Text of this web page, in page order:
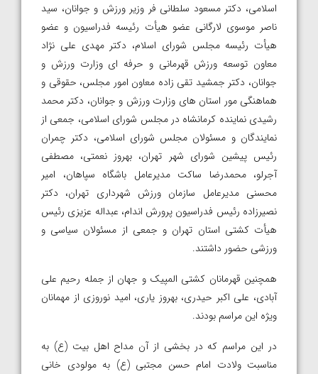
اسلامی، دکتر مسعود سلطانی فر وزیر ورزش و جوانان، سید
ناصر موسوی لارگانی عضو هیأت رئیسه فدراسیون و عضو
هیأت رئیسه مجلس شورای اسلام، دکتر مهدی علی نژاد
معاون توسعه ورزش قهرمانی و حرفه ای وزارت ورزش و
جوانان، دکتر جمشید تقی زاده معاون امور مجلس، حقوقی و
هماهنگی مور استان های وزارت ورزش و جوانان، دکتر محمد
رشیدی نماینده کرمانشاه در مجلس شورای اسلامی، جمعی از
نمایندگان و مسئولان مجلس شورای اسلامی، دکتر چمران
رئیس پیشین شورای شهر تهران، بهروز نعمتی، مصطفی
آجرلو، محمدرضا ساکت مدیرعامل باشگاه سپاهان، امیر
محسنی مدیرعامل سازمان ورزش شهرداری تهران، دکتر
نصیرزاده رئیس فدراسیون پرورش اندام، عبداله عزیزی رئیس
هیأت کشتی استان تهران و جمعی از مسئولان سیاسی و
ورزشی حضور داشتند.
همچنین قهرمانان کشتی المپیک و جهان از جمله رحیم علی
آبادی، علی اکبر حیدری، بهروز یاری، امید نوروزی از مهمانان
ویژه این مراسم بودند.
در این مراسم که در بخشی از آن مداح اهل بیت (ع) به
مناسبت ولادت امام حسن مجتبی (ع) به مولودی خانی